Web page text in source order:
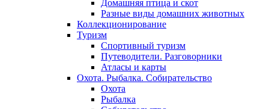
Домашняя птица и скот
Разные виды домашних животных
Коллекционирование
Туризм
Спортивный туризм
Путеводители. Разговорники
Атласы и карты
Охота. Рыбалка. Собирательство
Охота
Рыбалка